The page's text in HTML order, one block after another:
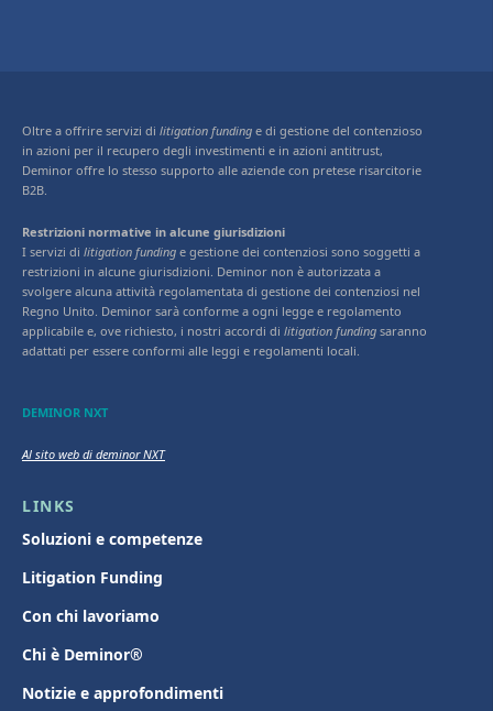
Oltre a offrire servizi di litigation funding e di gestione del contenzioso
in azioni per il recupero degli investimenti e in azioni antitrust,
Deminor offre lo stesso supporto alle aziende con pretese risarcitorie
B2B.
Restrizioni normative in alcune giurisdizioni
I servizi di litigation funding e gestione dei contenziosi sono soggetti a
restrizioni in alcune giurisdizioni. Deminor non è autorizzata a
svolgere alcuna attività regolamentata di gestione dei contenziosi nel
Regno Unito. Deminor sarà conforme a ogni legge e regolamento
applicabile e, ove richiesto, i nostri accordi di litigation funding saranno
adattati per essere conformi alle leggi e regolamenti locali.
DEMINOR NXT
Al sito web di deminor NXT
LINKS
Soluzioni e competenze
Litigation Funding
Con chi lavoriamo
Chi è Deminor®
Notizie e approfondimenti